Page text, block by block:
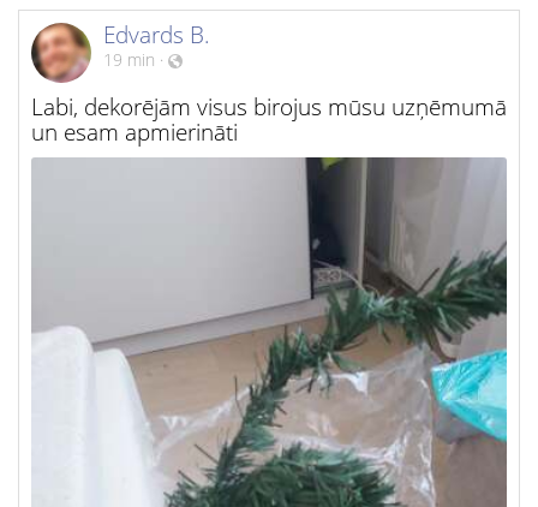
Edvards B.
19 min ·
Labi, dekorējām visus birojus mūsu uzņēmumā
un esam apmierināti